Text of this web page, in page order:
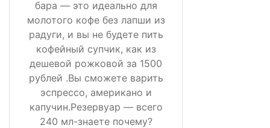
бара — это идеально для
молотого кофе без лапши из
радуги, и вы не будете пить
кофейный супчик, как из
дешевой рожковой за 1500
рублей .Вы сможете варить
эспрессо, американо и
капучин.Резервуар — всего
240 мл-знаете почему?